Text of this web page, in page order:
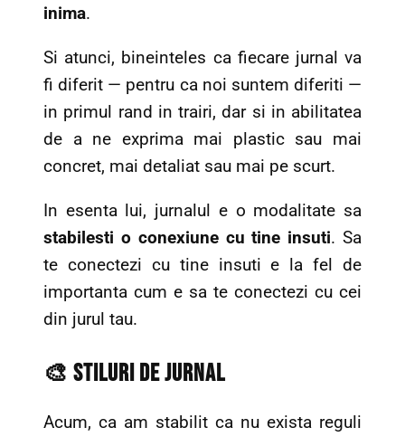
inima.
Si atunci, bineinteles ca fiecare jurnal va
fi diferit — pentru ca noi suntem diferiti —
in primul rand in trairi, dar si in abilitatea
de a ne exprima mai plastic sau mai
concret, mai detaliat sau mai pe scurt.
In esenta lui, jurnalul e o modalitate sa
stabilesti o conexiune cu tine insuti. Sa
te conectezi cu tine insuti e la fel de
importanta cum e sa te conectezi cu cei
din jurul tau.
🎨 Stiluri de Jurnal
Acum, ca am stabilit ca nu exista reguli